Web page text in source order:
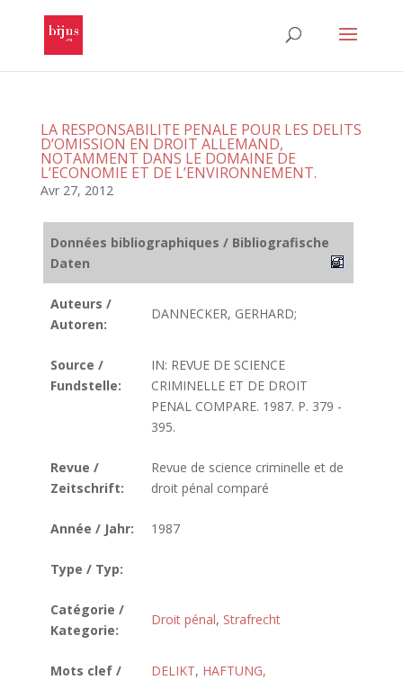
LA RESPONSABILITE PENALE POUR LES DELITS
D’OMISSION EN DROIT ALLEMAND,
NOTAMMENT DANS LE DOMAINE DE
L’ECONOMIE ET DE L’ENVIRONNEMENT.
Avr 27, 2012
Données bibliographiques / Bibliografische
Daten
Auteurs /
Autoren:
DANNECKER, GERHARD;
Source /
Fundstelle:
IN: REVUE DE SCIENCE
CRIMINELLE ET DE DROIT
PENAL COMPARE. 1987. P. 379 -
395.
Revue /
Zeitschrift:
Revue de science criminelle et de
droit pénal comparé
Année / Jahr: 1987
Type / Typ:
Catégorie /
Kategorie:
Droit pénal, Strafrecht
Mots clef /
DELIKT, HAFTUNG,